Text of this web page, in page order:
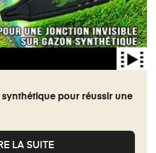
pour réussir une
LA SUITE